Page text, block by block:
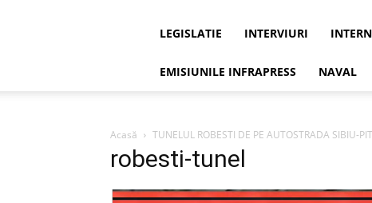
LEGISLATIE INTERVIURI
EMISIUNILE INFRAPRESS NAVAL
Acasă TUNELUL ROBESTI DE PE AUTOSTRADA SIBIU-
robesti-tunel